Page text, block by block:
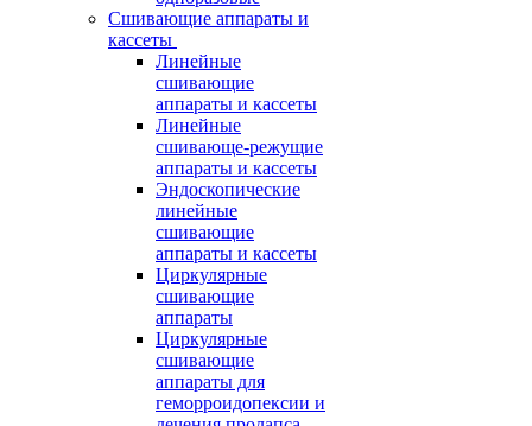
Сшивающие аппараты и
кассеты
Линейные
сшивающие
аппараты и кассеты
Линейные
сшивающе-режущие
аппараты и кассеты
Эндоскопические
линейные
сшивающие
аппараты и кассеты
Циркулярные
сшивающие
аппараты
Циркулярные
сшивающие
аппараты для
геморроидопексии и